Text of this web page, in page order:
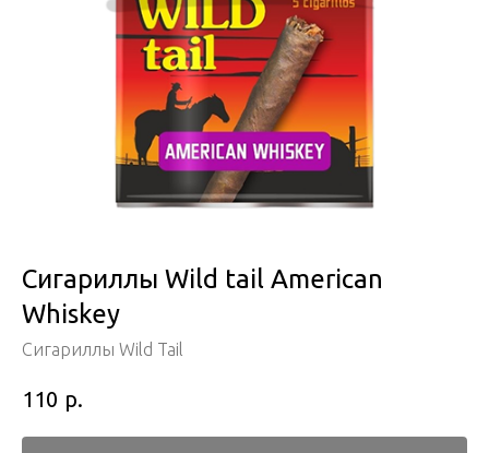
Сигариллы Wild tail American
Whiskey
Сигариллы Wild Tail
110 р.